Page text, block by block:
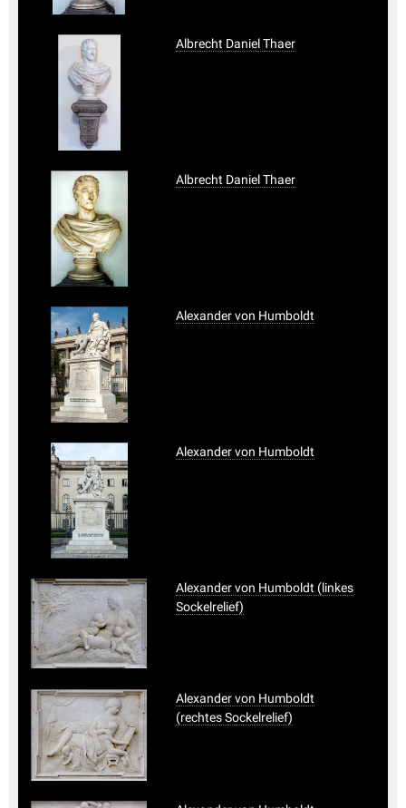
Albrecht Daniel Thaer
Albrecht Daniel Thaer
Alexander von Humboldt
Alexander von Humboldt
Alexander von Humboldt (linkes
Sockelrelief)
Alexander von Humboldt
(rechtes Sockelrelief)